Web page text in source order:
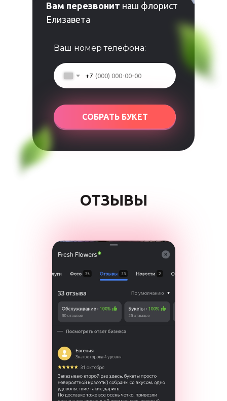
Ваш номер телефона:
+7
СОБРАТЬ БУКЕТ
Вам перезвонит наш флорист
Елизавета
ОТЗЫВЫ